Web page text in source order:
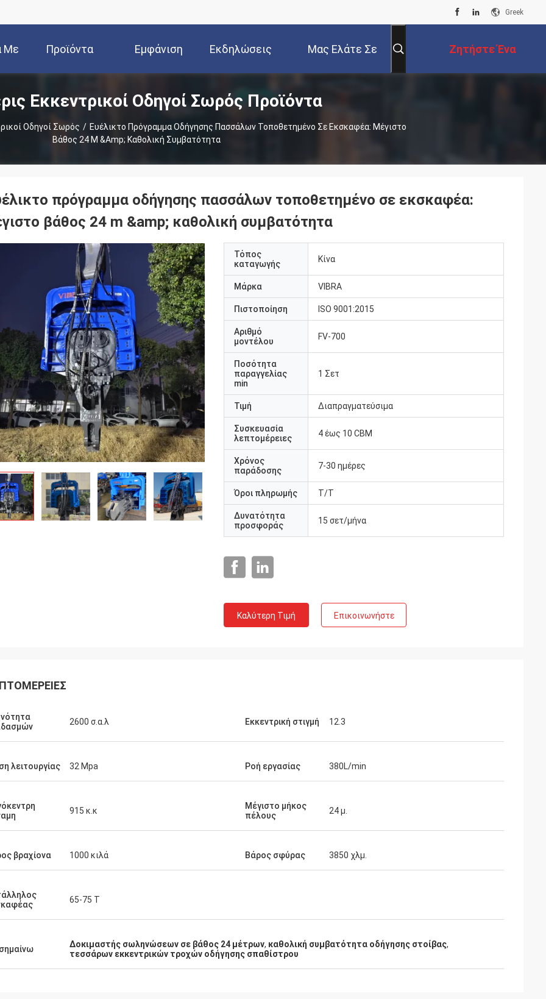
Greek
Με Προϊόντα Εμφάνιση
VR
Εκδηλώσεις Μας Ελάτε Σε Ζητήστε Ένα
Απόσπασμα
Εκκεντρικοί Οδηγοί Σωρός Προϊόντα
Οδηγοί Σωρός / Ευέλικτο Πρόγραμμα Οδήγησης Πασσάλων Τοποθετημένο Σε Εκσκαφέα: Μέγιστο
Βάθος 24 M &amp; Καθολική Συμβατότητα
πρόγραμμα οδήγησης πασσάλων τοποθετημένο σε εκσκαφέα:
βάθος 24 m &amp; καθολική συμβατότητα
Τόπος
καταγωγής
Κίνα
Μάρκα VIBRA
Πιστοποίηση ISO 9001:2015
Αριθμό
μοντέλου
FV-700
Ποσότητα
παραγγελίας
min
1 Σετ
Τιμή Διαπραγματεύσιμα
Συσκευασία
λεπτομέρειες
4 έως 10 CBM
Χρόνος
παράδοσης
7-30 ημέρες
Όροι πληρωμής T/T
Δυνατότητα
προσφοράς
15 σετ/μήνα
Καλύτερη Τιμή Επικοινωνήστε
2600 σ.α.λ Εκκεντρική στιγμή 12.3
λειτουργίας 32 Mpa Ροή εργασίας 380L/min
915 κ.κ
Μέγιστο μήκος
πέλους
24 μ.
βραχίονα 1000 κιλά Βάρος σφύρας 3850 χλμ.
65-75 Τ
Δοκιμαστής σωληνώσεων σε βάθος 24 μέτρων, καθολική συμβατότητα οδήγησης στοίβας,
τεσσάρων εκκεντρικών τροχών οδήγησης σπαθίστρου